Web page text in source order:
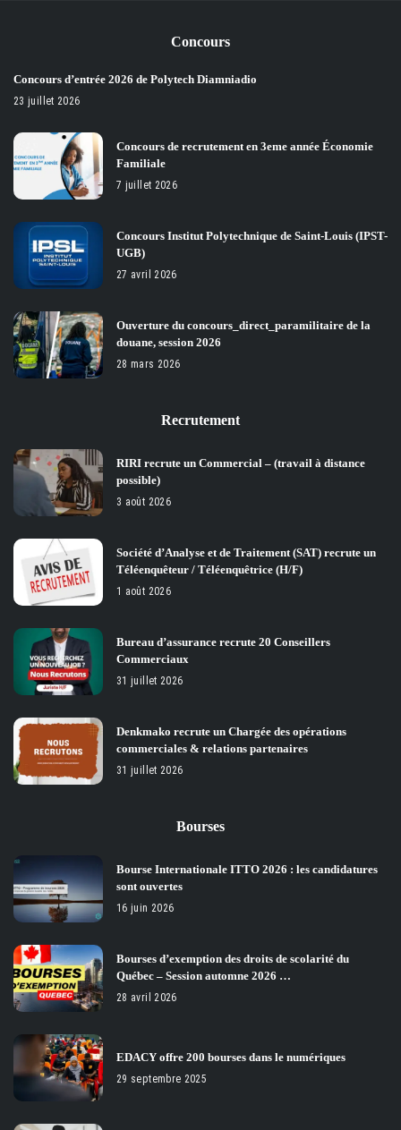
Concours
Concours d’entrée 2026 de Polytech Diamniadio
23 juillet 2026
Concours de recrutement en 3eme année Économie
Familiale
7 juillet 2026
Concours Institut Polytechnique de Saint-Louis (IPST-
UGB)
27 avril 2026
Ouverture du concours_direct_paramilitaire de la
douane, session 2026
28 mars 2026
Recrutement
RIRI recrute un Commercial – (travail à distance
possible)
3 août 2026
Société d’Analyse et de Traitement (SAT) recrute un
Téléenquêteur / Téléenquêtrice (H/F)
1 août 2026
Bureau d’assurance recrute 20 Conseillers
Commerciaux
31 juillet 2026
Denkmako recrute un Chargée des opérations
commerciales & relations partenaires
31 juillet 2026
Bourses
Bourse Internationale ITTO 2026 : les candidatures
sont ouvertes
16 juin 2026
Bourses d’exemption des droits de scolarité du
Québec – Session automne 2026 …
28 avril 2026
EDACY offre 200 bourses dans le numériques
29 septembre 2025